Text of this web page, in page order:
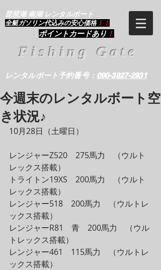
琵琶湖 南湖 レンタルボート
​全艇ガソリン代込みの安心価格 ！！
ポイントカードあり ！
Fishing Gate
レンタルボート予約番号： 090-3827-2931
今週末のレンタルボート空
き状況♪
10月28日（土曜日）
レンジャーZ520　275馬力　（ウルト
レックス搭載）
トライトン19XS　200馬力　（ウルト
レックス搭載）
レンジャー518　200馬力　（ウルトレ
ックス搭載）
レンジャーR81　青　200馬力　（ウル
トレックス搭載）
レンジャー461　115馬力　（ウルトレ
ックス搭載）